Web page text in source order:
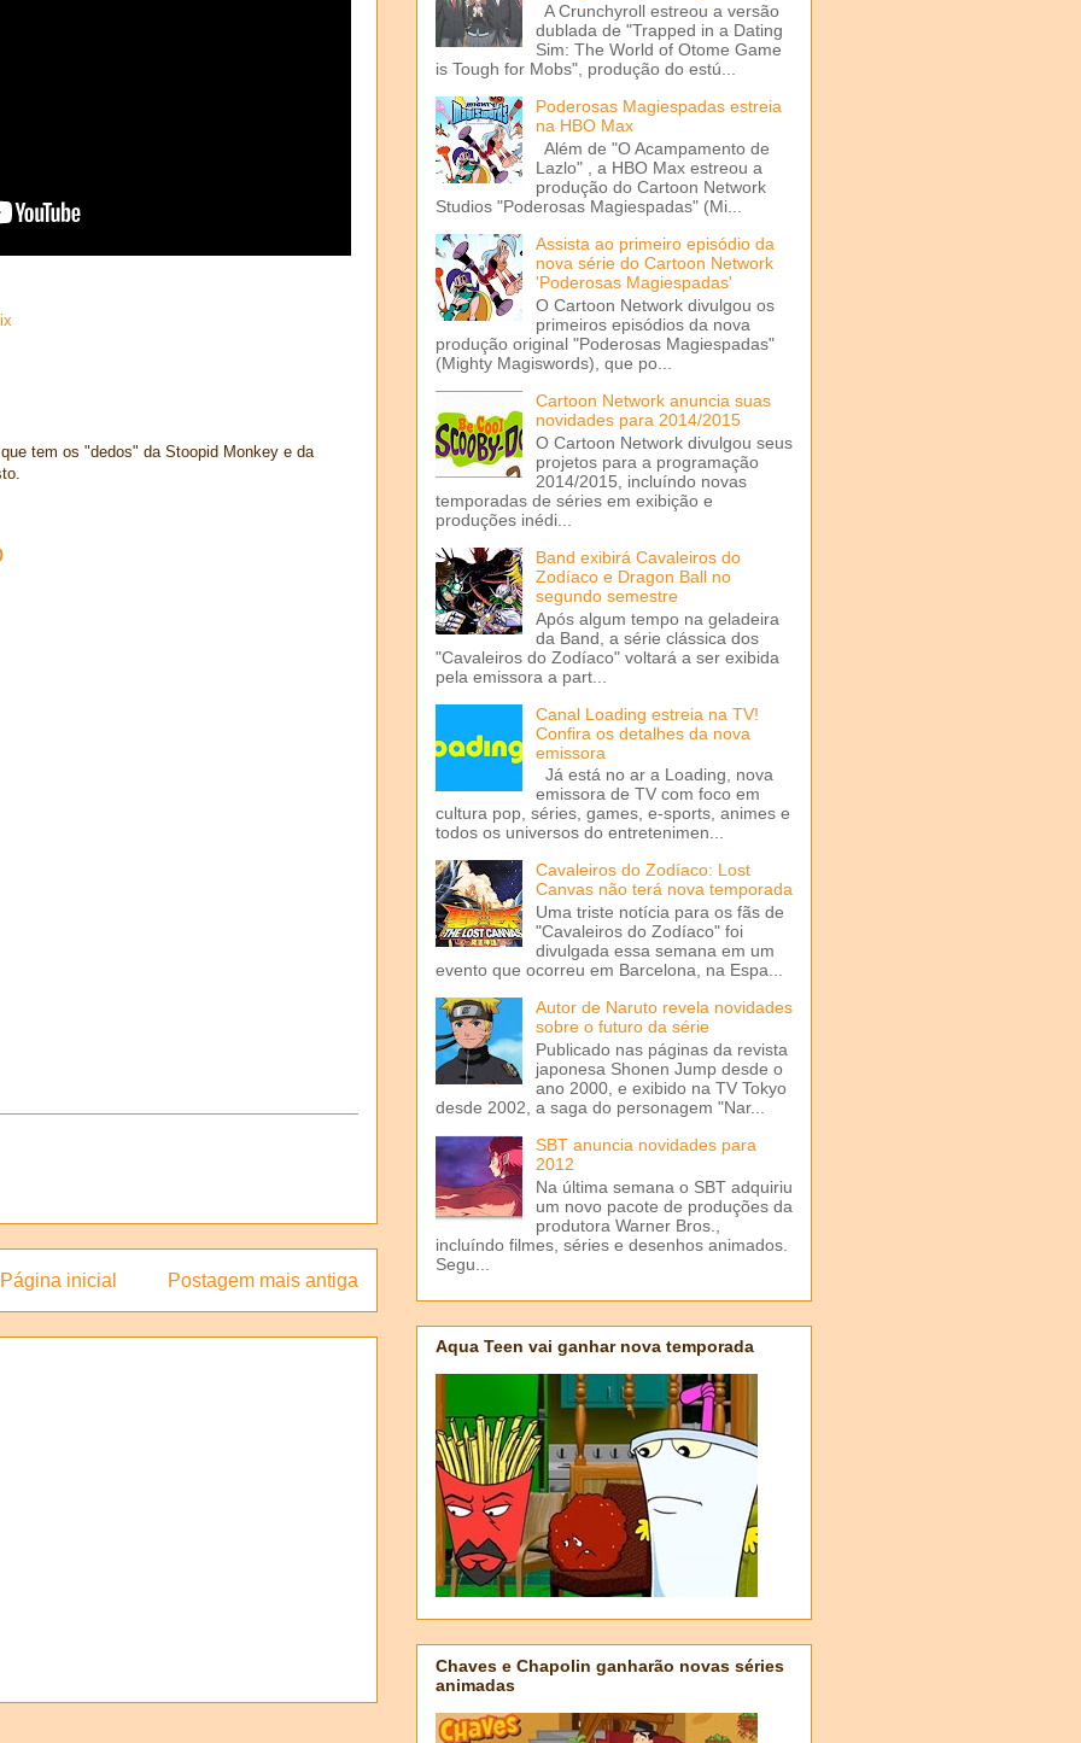
tem os "dedos" da Stoopid Monkey e da
Postagem mais antiga
Página inicial
A Crunchyroll estreou a versão
dublada de "Trapped in a Dating
Sim: The World of Otome Game
is Tough for Mobs", produção do estú...
Poderosas Magiespadas estreia
na HBO Max
Além de "O Acampamento de
Lazlo" , a HBO Max estreou a
produção do Cartoon Network
Studios "Poderosas Magiespadas" (Mi...
Assista ao primeiro episódio da
nova série do Cartoon Network
'Poderosas Magiespadas'
O Cartoon Network divulgou os
primeiros episódios da nova
produção original "Poderosas Magiespadas"
(Mighty Magiswords), que po...
Cartoon Network anuncia suas
novidades para 2014/2015
O Cartoon Network divulgou seus
projetos para a programação
2014/2015, incluíndo novas
temporadas de séries em exibição e
produções inédi...
Band exibirá Cavaleiros do
Zodíaco e Dragon Ball no
segundo semestre
Após algum tempo na geladeira
da Band, a série clássica dos
"Cavaleiros do Zodíaco" voltará a ser exibida
pela emissora a part...
Canal Loading estreia na TV!
Confira os detalhes da nova
emissora
Já está no ar a Loading, nova
emissora de TV com foco em
cultura pop, séries, games, e-sports, animes e
todos os universos do entretenimen...
Cavaleiros do Zodíaco: Lost
Canvas não terá nova temporada
Uma triste notícia para os fãs de
"Cavaleiros do Zodíaco" foi
divulgada essa semana em um
evento que ocorreu em Barcelona, na Espa...
Autor de Naruto revela novidades
sobre o futuro da série
Publicado nas páginas da revista
japonesa Shonen Jump desde o
ano 2000, e exibido na TV Tokyo
desde 2002, a saga do personagem "Nar...
SBT anuncia novidades para
2012
Na última semana o SBT adquiriu
um novo pacote de produções da
produtora Warner Bros.,
incluíndo filmes, séries e desenhos animados.
Segu...
Aqua Teen vai ganhar nova temporada
Chaves e Chapolin ganharão novas séries
animadas